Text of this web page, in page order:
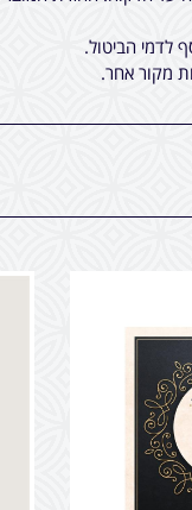
לדמי הביטול.
מקור אחר.